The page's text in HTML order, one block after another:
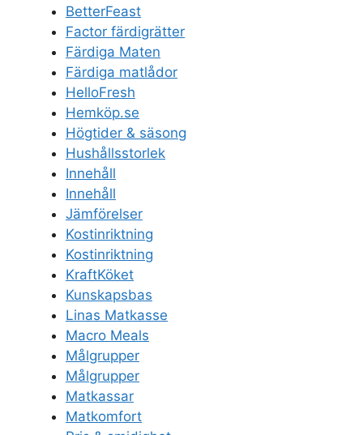
BetterFeast
Factor färdigrätter
Färdiga Maten
Färdiga matlådor
HelloFresh
Hemköp.se
Högtider & säsong
Hushållsstorlek
Innehåll
Innehåll
Jämförelser
Kostinriktning
Kostinriktning
KraftKöket
Kunskapsbas
Linas Matkasse
Macro Meals
Målgrupper
Målgrupper
Matkassar
Matkomfort